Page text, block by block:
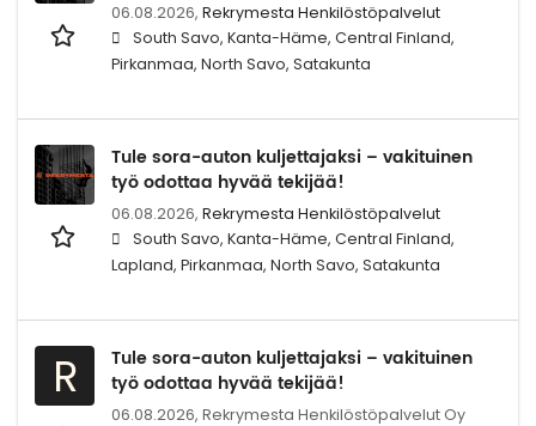
06.08.2026, Rekrymesta Henkilöstöpalvelut
South Savo, Kanta-Häme, Central Finland,
Pirkanmaa, North Savo, Satakunta
Tule sora-auton kuljettajaksi – vakituinen
työ odottaa hyvää tekijää!
06.08.2026, Rekrymesta Henkilöstöpalvelut
South Savo, Kanta-Häme, Central Finland,
Lapland, Pirkanmaa, North Savo, Satakunta
R
Tule sora-auton kuljettajaksi – vakituinen
työ odottaa hyvää tekijää!
06.08.2026, Rekrymesta Henkilöstöpalvelut Oy